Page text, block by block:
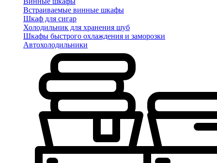
Встраиваемые винные шкафы
Шкаф для сигар
Холодильник для хранения шуб
Шкафы быстрого охлаждения и заморозки
Автохолодильники